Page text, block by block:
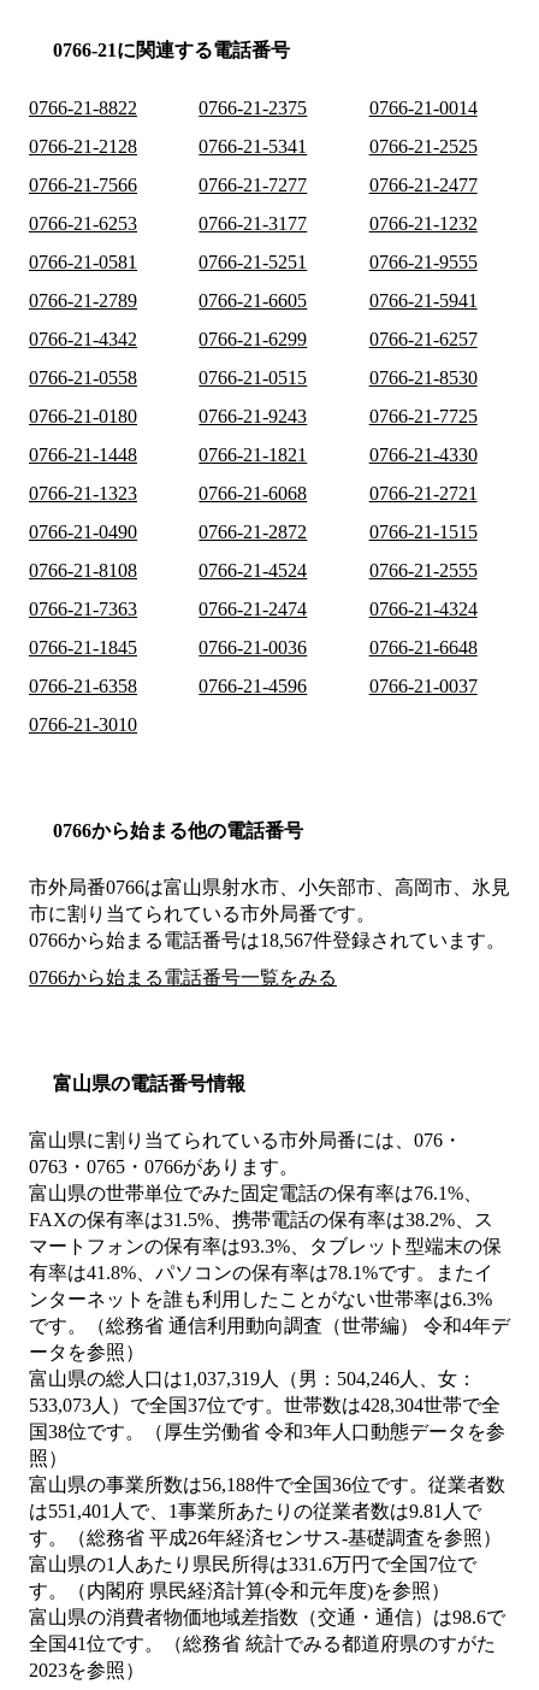
0766-21に関連する電話番号
0766-21-8822 0766-21-2375
0766-21-0014
0766-21-2128
0766-21-5341
0766-21-2525
0766-21-7566
0766-21-7277
0766-21-2477
0766-21-6253
0766-21-3177
0766-21-1232
0766-21-0581
0766-21-5251
0766-21-9555
0766-21-2789
0766-21-6605
0766-21-5941
0766-21-4342
0766-21-6299
0766-21-6257
0766-21-0558
0766-21-0515
0766-21-8530
0766-21-0180
0766-21-9243
0766-21-7725
0766-21-1448
0766-21-1821
0766-21-4330
0766-21-1323
0766-21-6068
0766-21-2721
0766-21-0490
0766-21-2872
0766-21-1515
0766-21-8108
0766-21-4524
0766-21-2555
0766-21-7363
0766-21-2474
0766-21-4324
0766-21-1845
0766-21-0036
0766-21-6648
0766-21-6358
0766-21-4596
0766-21-0037
0766-21-3010
0766から始まる他の電話番号
市外局番0766は富山県射水市、小矢部市、高岡市、氷見
市に割り当てられている市外局番です。
0766から始まる電話番号は18,567件登録されています。
0766から始まる電話番号一覧をみる
富山県の電話番号情報
富山県に割り当てられている市外局番には、076・
0763・0765・0766があります。
富山県の世帯単位でみた固定電話の保有率は76.1%、
FAXの保有率は31.5%、携帯電話の保有率は38.2%、ス
マートフォンの保有率は93.3%、タブレット型端末の保
有率は41.8%、パソコンの保有率は78.1%です。またイ
ンターネットを誰も利用したことがない世帯率は6.3%
です。（総務省 通信利用動向調査（世帯編） 令和4年デ
ータを参照）
富山県の総人口は1,037,319人（男：504,246人、女：
533,073人）で全国37位です。世帯数は428,304世帯で全
国38位です。（厚生労働省 令和3年人口動態データを参
照）
富山県の事業所数は56,188件で全国36位です。従業者数
は551,401人で、1事業所あたりの従業者数は9.81人で
す。（総務省 平成26年経済センサス‐基礎調査を参照）
富山県の1人あたり県民所得は331.6万円で全国7位で
す。（内閣府 県民経済計算(令和元年度)を参照）
富山県の消費者物価地域差指数（交通・通信）は98.6で
全国41位です。（総務省 統計でみる都道府県のすがた
2023を参照）